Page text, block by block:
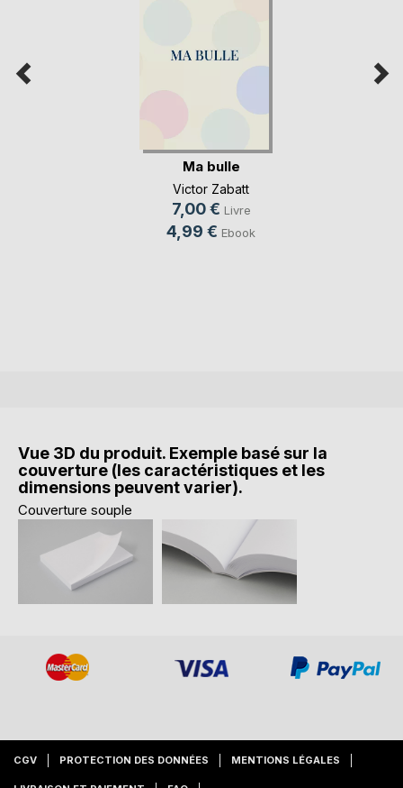
Ma bulle
Victor Zabatt
7,00 € Livre
4,99 € Ebook
Vue 3D du produit. Exemple basé sur la
couverture (les caractéristiques et les
dimensions peuvent varier).
Couverture souple
CGV PROTECTION DES DONNÉES MENTIONS LÉGALES